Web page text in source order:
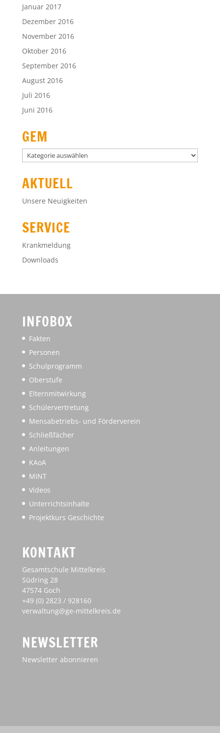
Januar 2017
Dezember 2016
November 2016
Oktober 2016
September 2016
August 2016
Juli 2016
Juni 2016
GEM
GEM
AKTUELL
Unsere Neuigkeiten
SERVICE
Krankmeldung
Downloads
INFOBOX
Fakten
Personen
Schulprogramm
Oberstufe
Elternmitwirkung
Schülervertretung
Mensabetriebs- und Förderverein
Schließfächer
Anleitungen
KAoA
MINT
Videos
Unterrichtsinhalte
Projektkurs Geschichte
KONTAKT
Gesamtschule Mittelkreis
Südring 28
47574 Goch
+49 (0) 2823 / 928160
verwaltung@ge-mittelkreis.de
NEWSLETTER
Newsletter abonnieren